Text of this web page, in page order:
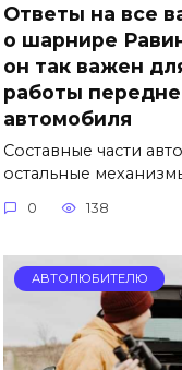
Ответы на все
о шарнире
он так важен
работы
автомобиля
Составные части
остальные
0 138
АВТОЛЮБИТЕЛЮ